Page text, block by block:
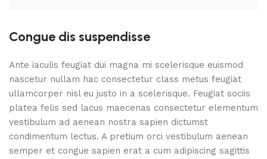
Congue dis suspendisse
Ante iaculis feugiat dui magna mi scelerisque euismod
nascetur nullam hac consectetur class metus feugiat
ullamcorper nisl eu justo in a scelerisque. Feugiat sociis
platea felis sed lacus maecenas consectetur elementum
vestibulum ad aenean nostra sapien dictumst
condimentum lectus. A pretium orci vestibulum aenean
semper et congue sapien erat a cum adipiscing sagittis